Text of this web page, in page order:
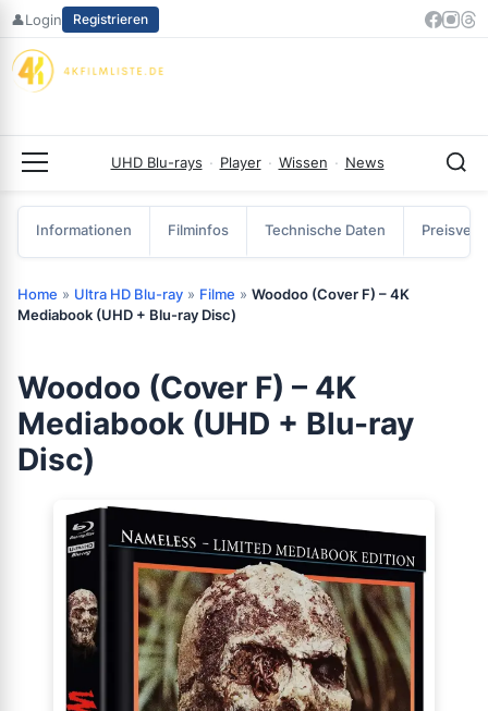
Zum
springen
👤Login Registrieren
UHD Blu-rays · Player · Wissen · News
Informationen Filminfos Technische Daten
Home » Ultra HD Blu-ray » Filme » Woodoo (Cover F) – 4K
Mediabook (UHD + Blu-ray Disc)
Woodoo (Cover F) – 4K
Mediabook (UHD + Blu-ray
Disc)